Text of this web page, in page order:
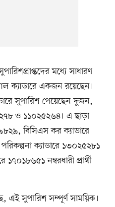
মধ্যে সাধারণ
ক্যাডারে একজন রয়েছেন।
সুপারিশ পেয়েছেন দুজন,
ও ১১০২৫২৬৪। এ ছাড়া
বিসিএস কর ক্যাডারে
ক্যাডারে ১৩০২৫২৮১
নম্বরধারী প্রার্থী
এই সুপারিশ সম্পূর্ণ সাময়িক।